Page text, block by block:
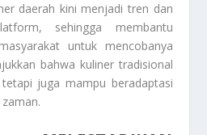
daerah kini menjadi tren dan
sehingga membantu
untuk mencobanya
bahwa kuliner tradisional
juga mampu beradaptasi